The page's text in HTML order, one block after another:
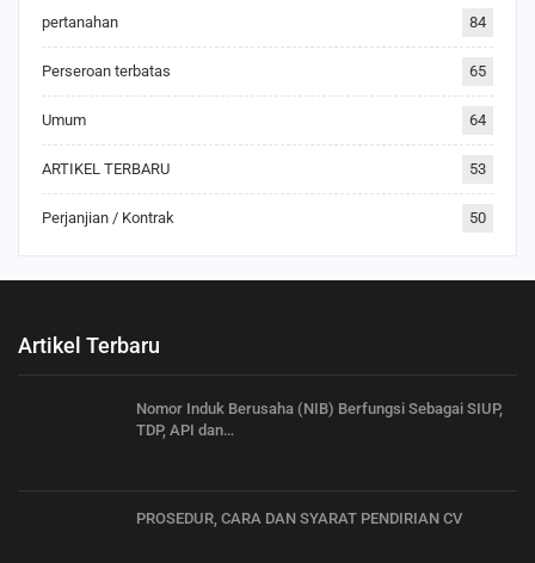
pertanahan 84
Perseroan terbatas 65
Umum 64
ARTIKEL TERBARU 53
Perjanjian / Kontrak 50
Artikel Terbaru
Nomor Induk Berusaha (NIB) Berfungsi Sebagai SIUP,
TDP, API dan…
PROSEDUR, CARA DAN SYARAT PENDIRIAN CV